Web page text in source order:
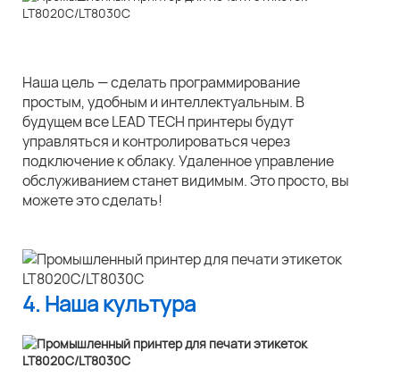
Наша цель — сделать программирование
простым, удобным и интеллектуальным. В
будущем все LEAD TECH принтеры будут
управляться и контролироваться через
подключение к облаку. Удаленное управление
обслуживанием станет видимым. Это просто, вы
можете это сделать!
4. Наша культура